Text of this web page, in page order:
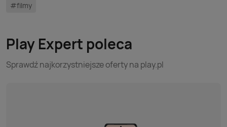
#filmy
Play Expert poleca
Sprawdź najkorzystniejsze oferty na play.pl